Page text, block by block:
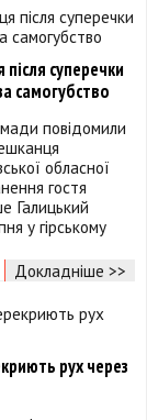
суперечки
самогубство
повідомили
обласної
гостя
Галицький
у гірському
Докладніше >>
рух через